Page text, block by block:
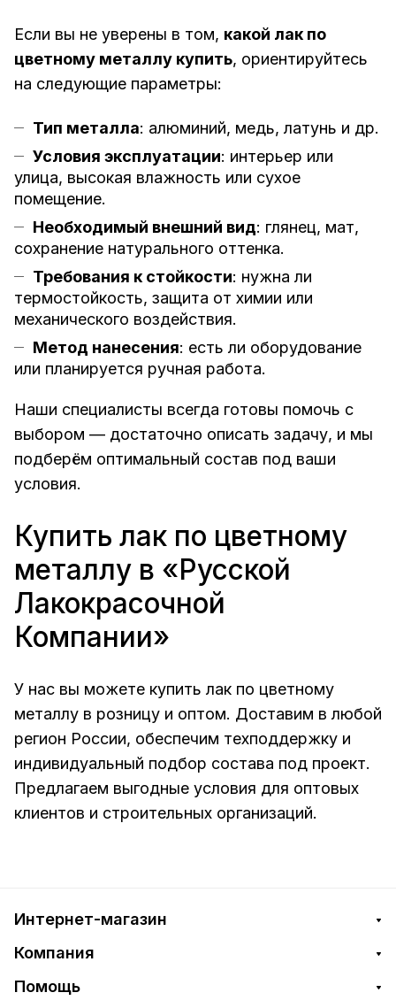
Если вы не уверены в том, какой лак по
цветному металлу купить, ориентируйтесь
на следующие параметры:
Тип металла: алюминий, медь, латунь и др.
Условия эксплуатации: интерьер или
улица, высокая влажность или сухое
помещение.
Необходимый внешний вид: глянец, мат,
сохранение натурального оттенка.
Требования к стойкости: нужна ли
термостойкость, защита от химии или
механического воздействия.
Метод нанесения: есть ли оборудование
или планируется ручная работа.
Наши специалисты всегда готовы помочь с
выбором — достаточно описать задачу, и мы
подберём оптимальный состав под ваши
условия.
Купить лак по цветному
металлу в «Русской
Лакокрасочной
Компании»
У нас вы можете купить лак по цветному
металлу в розницу и оптом. Доставим в любой
регион России, обеспечим техподдержку и
индивидуальный подбор состава под проект.
Предлагаем выгодные условия для оптовых
клиентов и строительных организаций.
Интернет-магазин
Компания
Помощь